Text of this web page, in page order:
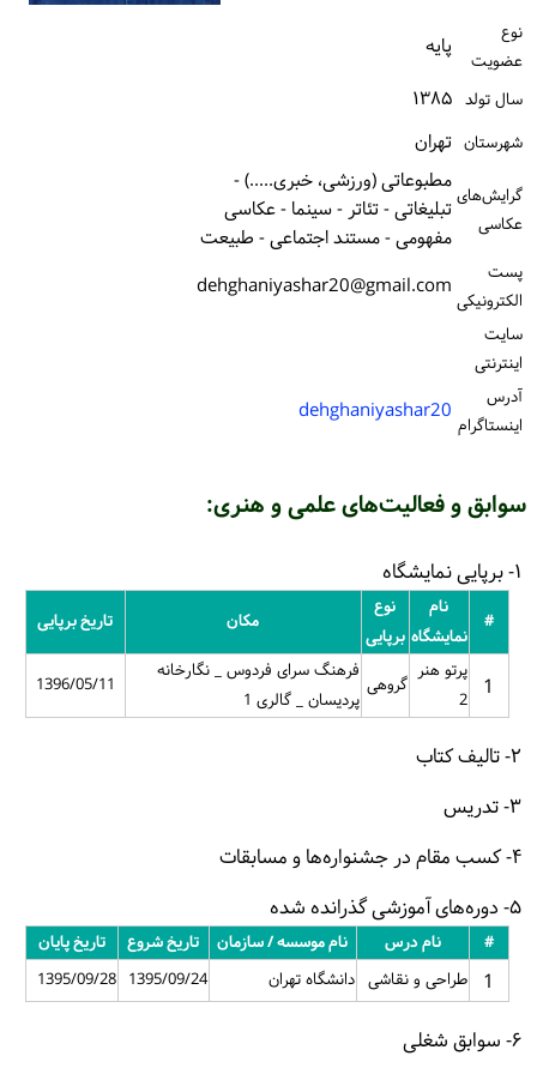
نوع
عضویت
پایه
سال تولد ۱۳۸۵
شهرستان تهران
گرایش‌های
عکاسی
مطبوعاتی (ورزشی، خبری.....) -
تبلیغاتی - تئاتر - سینما - عکاسی
مفهومی - مستند اجتماعی - طبیعت
پست
الكترونیكی dehghaniyashar20@gmail.com
سایت
اینترنتی
آدرس
اینستاگرام dehghaniyashar20
سوابق و فعالیت‌های علمی و هنری:
۱- برپایی نمایشگاه
#
نام
نمایشگاه
نوع
برپایی
مکان تاریخ برپایی
1
پرتو هنر
2
گروهی
فرهنگ سرای فردوس _ نگارخانه
پردیسان _ گالری 1
1396/05/11
۲- تالیف کتاب
۳- تدریس
۴- کسب مقام در جشنواره‌ها و مسابقات
۵- دوره‌های آموزشی گذرانده شده
# نام درس نام موسسه / سازمان تاریخ شروع تاریخ پایان
1 طراحی و نقاشی دانشگاه تهران 1395/09/24
1395/09/28
۶- سوابق شغلی